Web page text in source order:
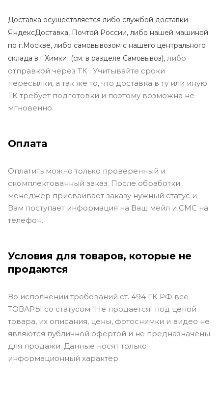
Доставка осуществляется либо службой доставки
ЯндексДоставка, Почтой России, либо нашей машиной
по г.Москве, либо самовывозом с нашего центрального
склада в г.Химки (см. в разделе Самовывоз), либо
отправкой через ТК . Учитывайте сроки
пересылки, а так же то, что доставка в ту или иную
ТК требует подготовки и поэтому возможна не
мгновенно.
Оплата
Оплатить можно только проверенный и
скомплектованный заказ. После обработки
менеджер присваивает заказу нужный статус и
Вам поступает информация на Ваш мейл и СМС на
телефон.
Условия для товаров, которые не
продаются
Во исполнении требований ст. 494 ГК РФ все
ТОВАРЫ со статусом "Не продается" под ценой
товара, их описания, цены, фотоснимки и видео не
являются публичной офертой и не предназначены
для продажи. Данные носят только
информационный характер.